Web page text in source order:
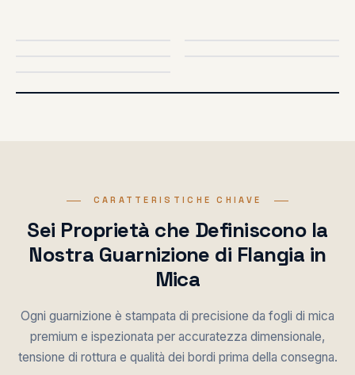
SIGILLATURA SCARICO
CARATTERISTICHE CHIAVE
Sei Proprietà che Definiscono la
Nostra Guarnizione di Flangia in
Mica
Ogni guarnizione è stampata di precisione da fogli di mica
premium e ispezionata per accuratezza dimensionale,
tensione di rottura e qualità dei bordi prima della consegna.